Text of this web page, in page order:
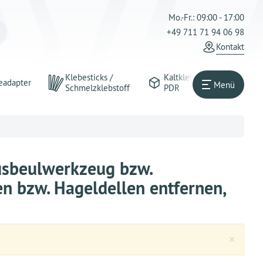
Mo.-Fr.: 09:00 - 17:00
+49 711 71 94 06 98
Kontakt
Klebesticks /
Schmelzklebstoff
Kaltkleber
PDR
Menü
bzw.
bzw. Hageldellen entfernen,
×